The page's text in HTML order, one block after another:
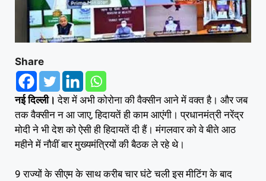
Share
नई दिल्ली। देश में अभी कोरोना की वैक्सीन आने में वक्त है। और जब
तक वैक्सीन न आ जाए, हिदायतें ही काम आएंगी। प्रधानमंत्री नरेंद्र
मोदी ने भी देश को ऐसी ही हिदायतें दी हैं। मंगलवार को वे बीते आठ
महीने में नौवीं बार मुख्यमंत्रियों की बैठक ले रहे थे।
9 राज्यों के सीएम के साथ करीब चार घंटे चली इस मीटिंग के बाद